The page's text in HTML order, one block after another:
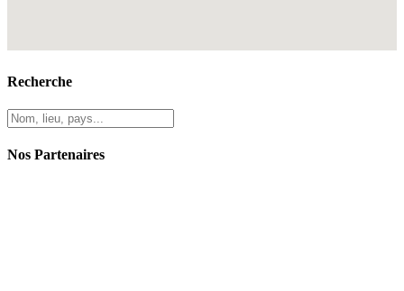
Recherche
Nos Partenaires